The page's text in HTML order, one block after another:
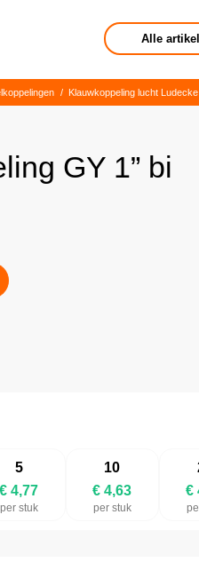
Alle
/ Klauwkoppeling lucht Ludecke
GY 1” bi
5
€ 4,77
per stuk
10
€ 4,63
per stuk
€